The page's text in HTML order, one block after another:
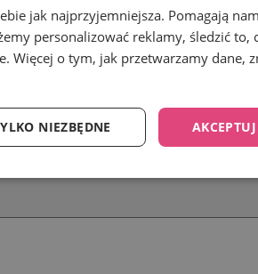
jak najprzyjemniejsza. Pomagają
personalizować reklamy, śledzić to,
Więcej o tym, jak przetwarzamy dane,
NIEZBĘDNE